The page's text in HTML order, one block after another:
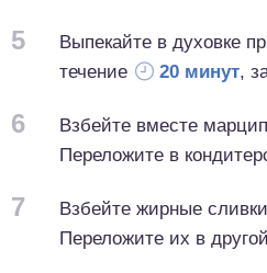
5
Выпекайте в духовке
течение
20 минут,
6
Взбейте вместе
Переложите в
7
Взбейте жирные
Переложите их в